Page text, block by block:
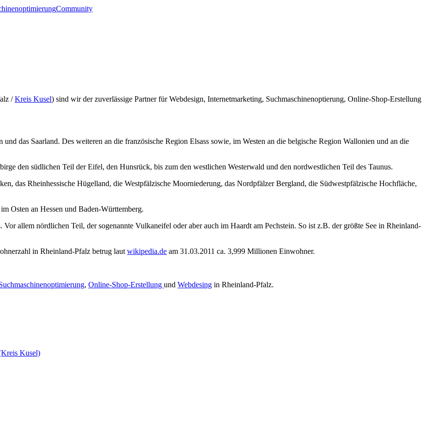
Community
/Kreis Kusel) sind wir der zuverlässige Partner für Webdesign, Internetmarketing, Suchmaschinenoptierung, Online-Shop-Erstellung
das Saarland. Des weiteren an die französische Region Elsass sowie, im Westen an die belgische Region Wallonien und an die
den südlichen Teil der Eifel, den Hunsrück, bis zum den westlichen Westerwald und den nordwestlichen Teil des Taunus.
das Rheinhessische Hügelland, die Westpfälzische Moorniederung, das Nordpfälzer Bergland, die Südwestpfälzische Hochfläche,
Osten an Hessen und Baden-Württemberg.
allem nördlichen Teil, der sogenannte Vulkaneifel oder aber auch im Haardt am Pechstein. So ist z.B. der größte See in Rheinland-
in Rheinland-Pfalz betrug laut wikipedia.de am 31.03.2011 ca. 3,999 Millionen Einwohner.
, Online-Shop-Erstellung und Webdesing in Rheinland-Pfalz.
Kusel)